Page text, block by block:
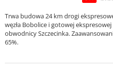
Trwa budowa 24 km drogi
węzła Bobolice i gotowej
obwodnicy Szczecinka.
65%.